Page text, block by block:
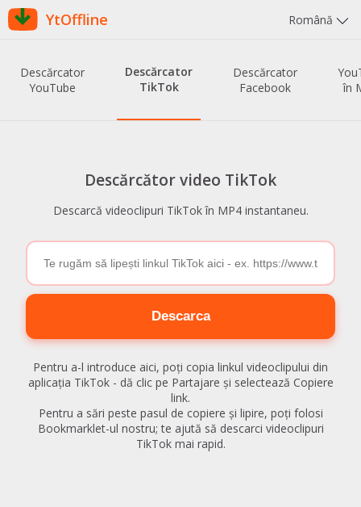
YtOffline Română
Descărcator
YouTube
Descărcator
TikTok
Descărcator
Facebook
în
Descărcător video TikTok
Descarcă videoclipuri TikTok în MP4 instantaneu.
Descarca
Pentru a-l introduce aici, poți copia linkul videoclipului din
aplicația TikTok - dă clic pe Partajare și selectează Copiere
link.
Pentru a sări peste pasul de copiere și lipire, poți folosi
Bookmarklet-ul nostru; te ajută să descarci videoclipuri
TikTok mai rapid.